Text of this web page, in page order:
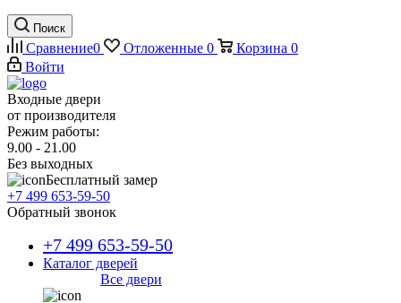
Поиск
Сравнение0 Отложенные 0 Корзина 0
Войти
Входные двери
от производителя
Режим работы:
9.00 - 21.00
Без выходных
Бесплатный замер
+7 499 653-59-50
Обратный звонок
+7 499 653-59-50
Каталог дверей
Все двери